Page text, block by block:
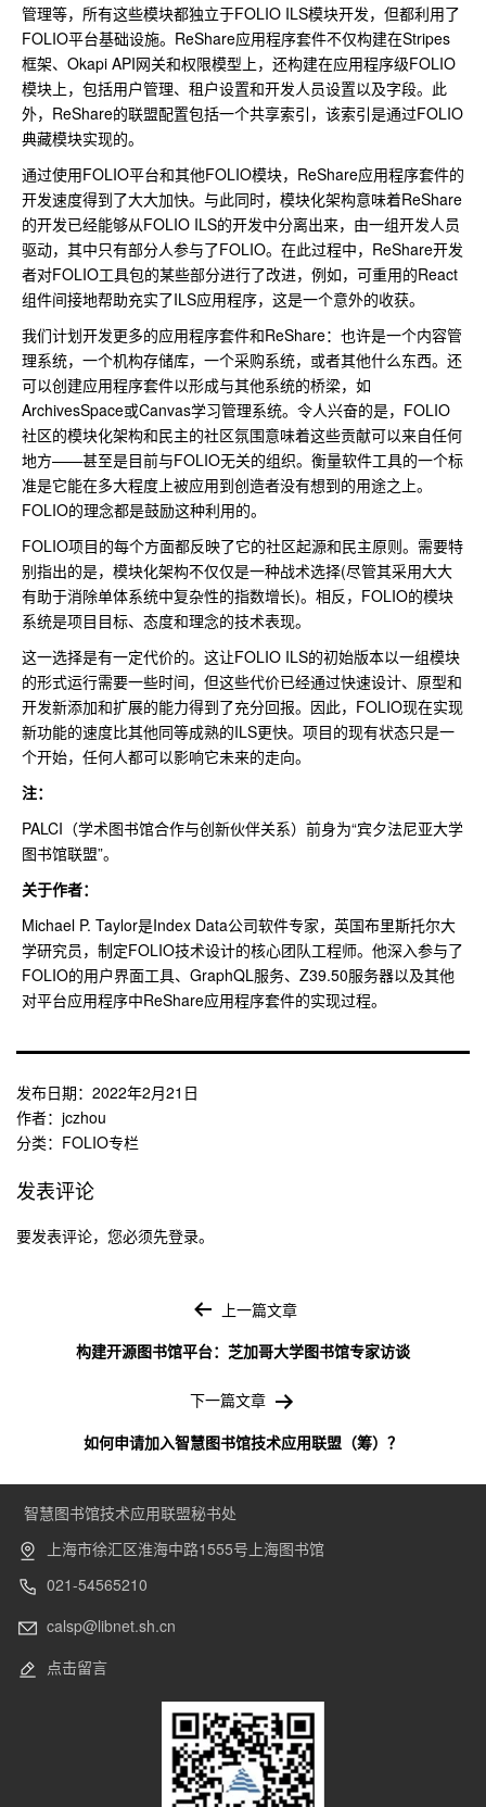
管理等，所有这些模块都独立于FOLIO ILS模块开发，但都利用了
FOLIO平台基础设施。ReShare应用程序套件不仅构建在Stripes
框架、Okapi API网关和权限模型上，还构建在应用程序级FOLIO
模块上，包括用户管理、租户设置和开发人员设置以及字段。此
外，ReShare的联盟配置包括一个共享索引，该索引是通过FOLIO
典藏模块实现的。
通过使用FOLIO平台和其他FOLIO模块，ReShare应用程序套件的
开发速度得到了大大加快。与此同时，模块化架构意味着ReShare
的开发已经能够从FOLIO ILS的开发中分离出来，由一组开发人员
驱动，其中只有部分人参与了FOLIO。在此过程中，ReShare开发
者对FOLIO工具包的某些部分进行了改进，例如，可重用的React
组件间接地帮助充实了ILS应用程序，这是一个意外的收获。
我们计划开发更多的应用程序套件和ReShare：也许是一个内容管
理系统，一个机构存储库，一个采购系统，或者其他什么东西。还
可以创建应用程序套件以形成与其他系统的桥梁，如
ArchivesSpace或Canvas学习管理系统。令人兴奋的是，FOLIO
社区的模块化架构和民主的社区氛围意味着这些贡献可以来自任何
地方——甚至是目前与FOLIO无关的组织。衡量软件工具的一个标
准是它能在多大程度上被应用到创造者没有想到的用途之上。
FOLIO的理念都是鼓励这种利用的。
FOLIO项目的每个方面都反映了它的社区起源和民主原则。需要特
别指出的是，模块化架构不仅仅是一种战术选择(尽管其采用大大
有助于消除单体系统中复杂性的指数增长)。相反，FOLIO的模块
系统是项目目标、态度和理念的技术表现。
这一选择是有一定代价的。这让FOLIO ILS的初始版本以一组模块
的形式运行需要一些时间，但这些代价已经通过快速设计、原型和
开发新添加和扩展的能力得到了充分回报。因此，FOLIO现在实现
新功能的速度比其他同等成熟的ILS更快。项目的现有状态只是一
个开始，任何人都可以影响它未来的走向。
注：
PALCI（学术图书馆合作与创新伙伴关系）前身为“宾夕法尼亚大学
图书馆联盟”。
关于作者：
Michael P. Taylor是Index Data公司软件专家，英国布里斯托尔大
学研究员，制定FOLIO技术设计的核心团队工程师。他深入参与了
FOLIO的用户界面工具、GraphQL服务、Z39.50服务器以及其他
对平台应用程序中ReShare应用程序套件的实现过程。
发布日期： 2022年2月21日
作者： jczhou
分类： FOLIO专栏
发表评论
要发表评论，您必须先登录。
上一篇文章
构建开源图书馆平台：芝加哥大学图书馆专家访谈
下一篇文章
如何申请加入智慧图书馆技术应用联盟（筹）？
智慧图书馆技术应用联盟秘书处
上海市徐汇区淮海中路1555号上海图书馆
021-54565210
calsp@libnet.sh.cn
点击留言